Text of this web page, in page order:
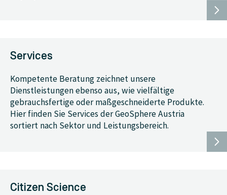
Services
Kompetente Beratung zeichnet unsere
Dienstleistungen ebenso aus, wie vielfältige
gebrauchsfertige oder maßgeschneiderte Produkte.
Hier finden Sie Services der GeoSphere Austria
sortiert nach Sektor und Leistungsbereich.
Citizen Science